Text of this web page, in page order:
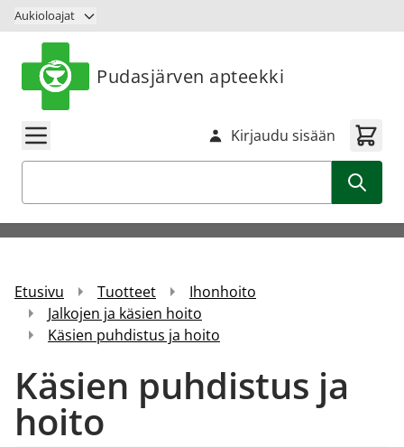
Siirry sisältöön
Aukioloajat
Pudasjärven apteekki
Kirjaudu sisään
Etusivu Tuotteet
Ihonhoito
Jalkojen ja käsien hoito
Käsien puhdistus ja hoito
Käsien puhdistus ja
hoito